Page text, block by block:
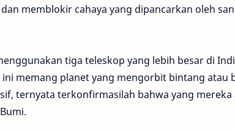
memblokir cahaya yang dipancarkan oleh
tiga teleskop yang lebih besar di
memang planet yang mengorbit bintang atau
ternyata terkonfirmasilah bahwa yang